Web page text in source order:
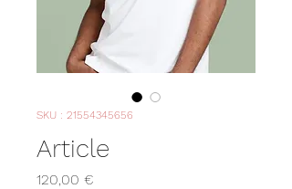
SKU : 21554345656
Article
120,00 €